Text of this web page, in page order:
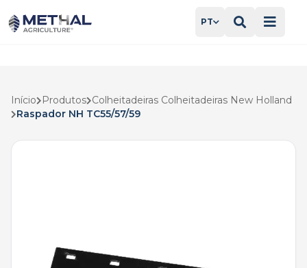
PT
Início Produtos Colheitadeiras Colheitadeiras New Holland
Raspador NH TC55/57/59